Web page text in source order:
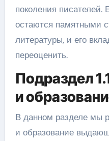
поколения писателей.
остаются памятными
литературы, и его
переоценить.
Подраздел
и
В данном разделе мы
и образование